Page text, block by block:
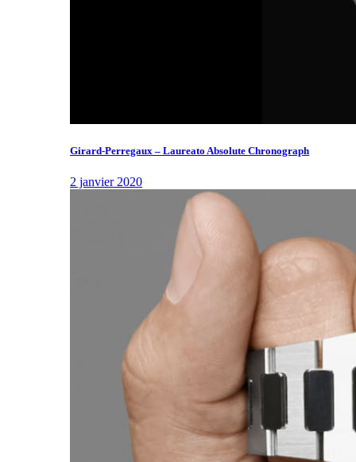
Girard-Perregaux – Laureato Absolute Chronograph
2 janvier 2020